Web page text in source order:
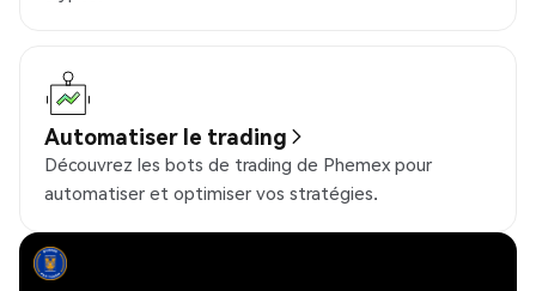
Automatiser le trading
Découvrez les bots de trading de Phemex pour
automatiser et optimiser vos stratégies.